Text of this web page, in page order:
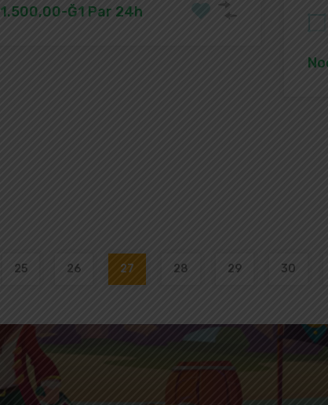
1.500,00-Ğ1 Par 24h
25 26 27 28 29 30